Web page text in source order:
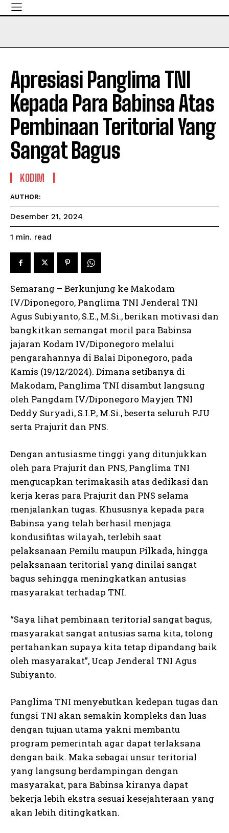
Apresiasi Panglima TNI
Kepada Para Babinsa Atas
Pembinaan Teritorial Yang
Sangat Bagus
KODIM
AUTHOR:
Desember 21, 2024
1 min. read
Semarang – Berkunjung ke Makodam
IV/Diponegoro, Panglima TNI Jenderal TNI
Agus Subiyanto, S.E., M.Si., berikan motivasi dan
bangkitkan semangat moril para Babinsa
jajaran Kodam IV/Diponegoro melalui
pengarahannya di Balai Diponegoro, pada
Kamis (19/12/2024). Dimana setibanya di
Makodam, Panglima TNI disambut langsung
oleh Pangdam IV/Diponegoro Mayjen TNI
Deddy Suryadi, S.I.P., M.Si., beserta seluruh PJU
serta Prajurit dan PNS.
Dengan antusiasme tinggi yang ditunjukkan
oleh para Prajurit dan PNS, Panglima TNI
mengucapkan terimakasih atas dedikasi dan
kerja keras para Prajurit dan PNS selama
menjalankan tugas. Khususnya kepada para
Babinsa yang telah berhasil menjaga
kondusifitas wilayah, terlebih saat
pelaksanaan Pemilu maupun Pilkada, hingga
pelaksanaan teritorial yang dinilai sangat
bagus sehingga meningkatkan antusias
masyarakat terhadap TNI.
“Saya lihat pembinaan teritorial sangat bagus,
masyarakat sangat antusias sama kita, tolong
pertahankan supaya kita tetap dipandang baik
oleh masyarakat”, Ucap Jenderal TNI Agus
Subiyanto.
Panglima TNI menyebutkan kedepan tugas dan
fungsi TNI akan semakin kompleks dan luas
dengan tujuan utama yakni membantu
program pemerintah agar dapat terlaksana
dengan baik. Maka sebagai unsur teritorial
yang langsung berdampingan dengan
masyarakat, para Babinsa kiranya dapat
bekerja lebih ekstra sesuai kesejahteraan yang
akan lebih ditingkatkan.